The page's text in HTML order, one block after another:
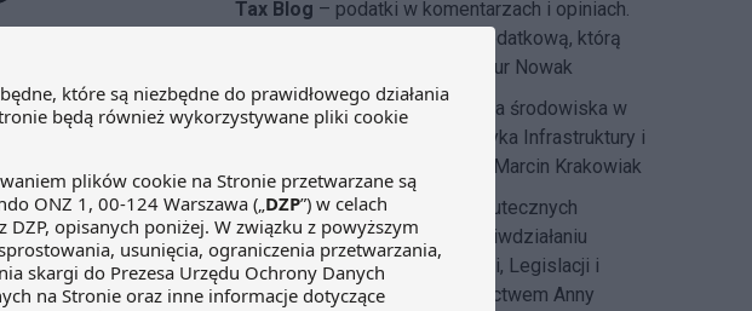
przez Sejm
r. Sejm
4.0.,
Senatu. Nowa
Tax Blog – podatki w komentarzach i opiniach.
Blog pisany przez Praktykę Podatkową, którą
kierują Joanna Wierzejska i Artur Nowak
DZP dla środowiska– ochrona środowiska w
przepisach. Blog tworzy Praktyka Infrastruktury i
Energetyki, której szefem jest Marcin Krakowiak
DZP Compliance Blog
– o skutecznych
systemach compliance i przeciwdziałaniu
korupcji piszeZespół Regulacji, Legislacji i
Compliance DZPpod kierownictwem Anny